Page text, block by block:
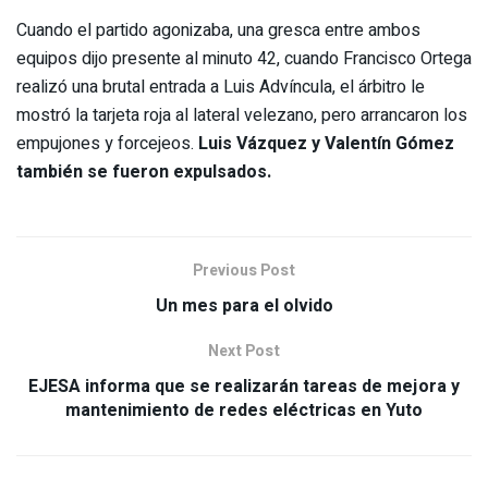
Cuando el partido agonizaba, una gresca entre ambos
equipos dijo presente al minuto 42, cuando Francisco Ortega
realizó una brutal entrada a Luis Advíncula, el árbitro le
mostró la tarjeta roja al lateral velezano, pero arrancaron los
empujones y forcejeos. Luis Vázquez y Valentín Gómez
también se fueron expulsados.
Previous Post
Un mes para el olvido
Next Post
EJESA informa que se realizarán tareas de mejora y
mantenimiento de redes eléctricas en Yuto